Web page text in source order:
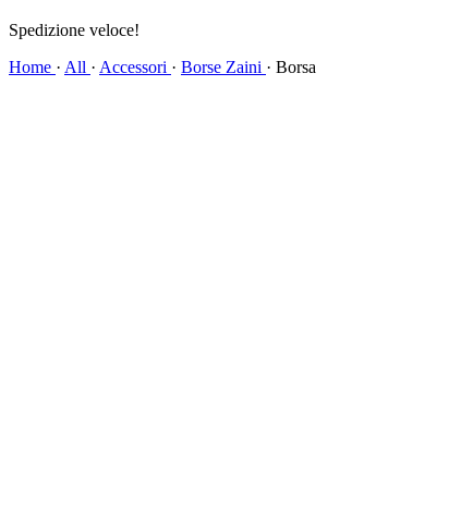
Spedizione veloce!
Home · All · Accessori · Borse Zaini · Borsa